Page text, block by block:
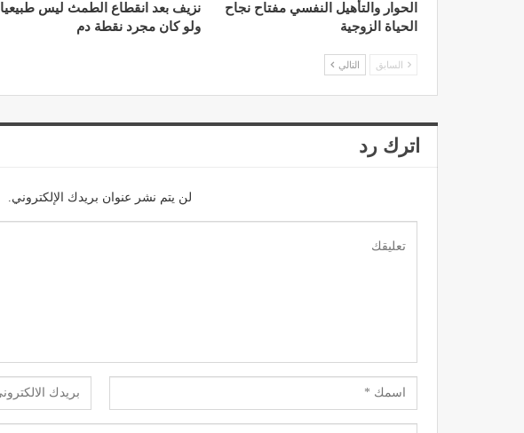
الحوار والتأهيل النفسي مفتاح نجاح
الحياة الزوجية
نزيف بعد انقطاع الطمث ليس طبيعيا
ولو كان مجرد نقطة دم
السابق التالي
اترك رد
لن يتم نشر عنوان بريدك الإلكتروني.